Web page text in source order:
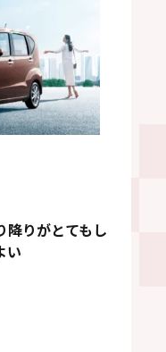
降りがとてもし
い